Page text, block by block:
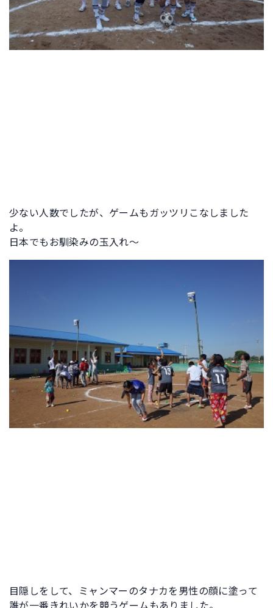
少ない人数でしたが、ゲームもガッツリこなしました
よ。
日本でもお馴染みの玉入れ～
目隠しをして、ミャンマーのタナカを男性の顔に塗って